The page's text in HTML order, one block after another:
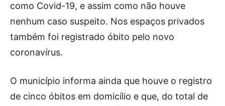
como Covid-19, e assim como não houve
nenhum caso suspeito. Nos espaços privados
também foi registrado óbito pelo novo
coronavírus.
O município informa ainda que houve o registro
de cinco óbitos em domicílio e que, do total de